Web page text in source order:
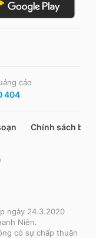
cáo
404
Chính sách bảo
ngày 24.3.2020
Niên.
có sự chấp thuận